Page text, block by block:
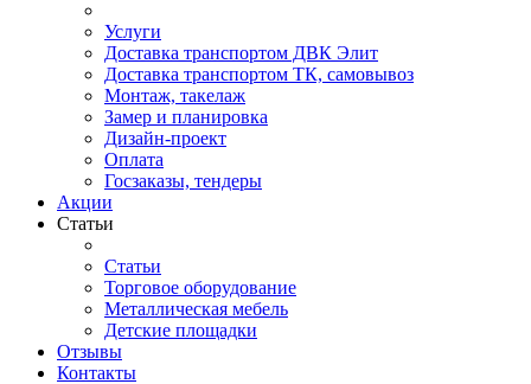
Услуги
Доставка транспортом ДВК Элит
Доставка транспортом ТК, самовывоз
Монтаж, такелаж
Замер и планировка
Дизайн-проект
Оплата
Госзаказы, тендеры
Акции
Статьи
Статьи
Торговое оборудование
Металлическая мебель
Детские площадки
Отзывы
Контакты